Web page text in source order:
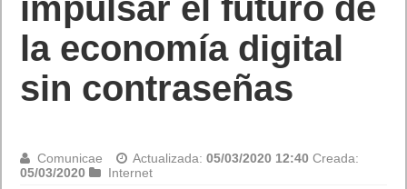
más escuchadas en
España (KAROL G y
Aitana) y en el
Taylor Swift)